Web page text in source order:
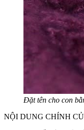
Đặt tên cho con
NỘI DUNG CHÍNH